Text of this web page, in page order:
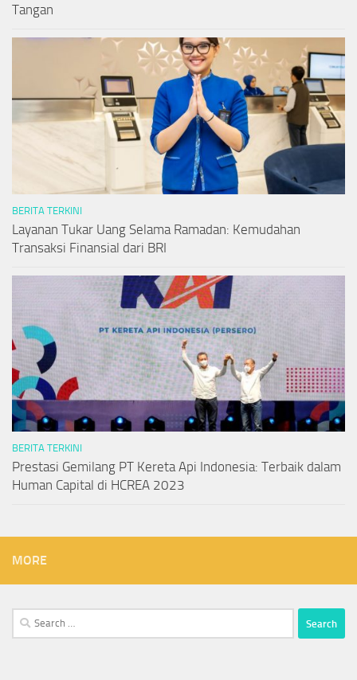
Tangan
BERITA TERKINI
Layanan Tukar Uang Selama Ramadan: Kemudahan
Transaksi Finansial dari BRI
BERITA TERKINI
Prestasi Gemilang PT Kereta Api Indonesia: Terbaik dalam
Human Capital di HCREA 2023
MORE
Search
for: